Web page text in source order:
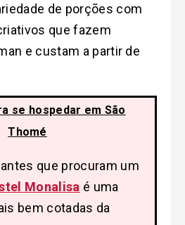
de porções com
que fazem
e custam a partir de
se hospedar em São
Thomé
que procuram um
Monalisa é uma
bem cotadas da